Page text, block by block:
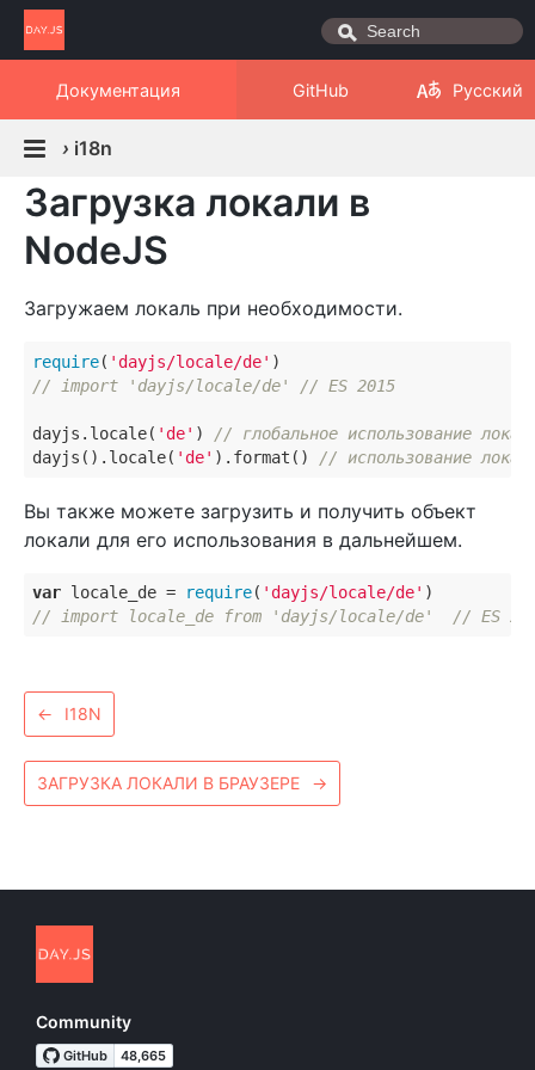
Документация GitHub Русский
› i18n
Загрузка локали в
NodeJS
Загружаем локаль при необходимости.
require( 'dayjs/locale/de'
// import 'dayjs/locale/de' // ES 2015
dayjs.locale( 'de' )
// глобальное использование
dayjs().locale( 'de' ).format() // использование
Вы также можете загрузить и получить объект
локали для его использования в дальнейшем.
var locale_de = require( 'dayjs/locale/de'
// import locale_de from 'dayjs/locale/de'  // ES
← I18N
ЗАГРУЗКА ЛОКАЛИ В БРАУЗЕРЕ →
Community